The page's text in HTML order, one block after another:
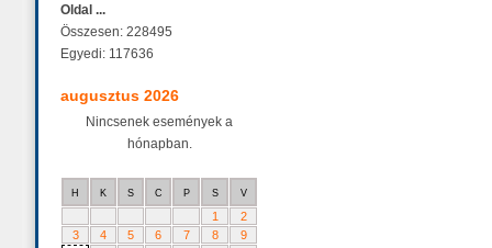
Oldal ...
Összesen: 228495
Egyedi: 117636
augusztus 2026
Nincsenek események a
hónapban.
H K S C P S V
1
2
3
4 5 6 7 8 9